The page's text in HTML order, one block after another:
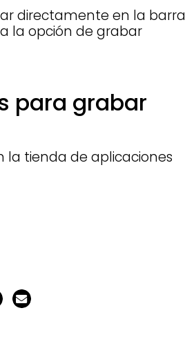
directamente en la barra
la opción de grabar
para grabar
la tienda de aplicaciones